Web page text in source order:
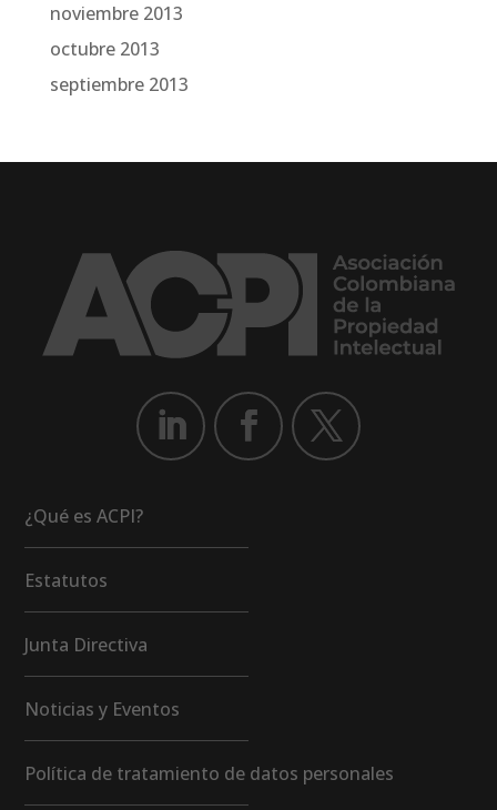
noviembre 2013
octubre 2013
septiembre 2013
¿Qué es ACPI?
Estatutos
Junta Directiva
Noticias y Eventos
Política de tratamiento de datos personales